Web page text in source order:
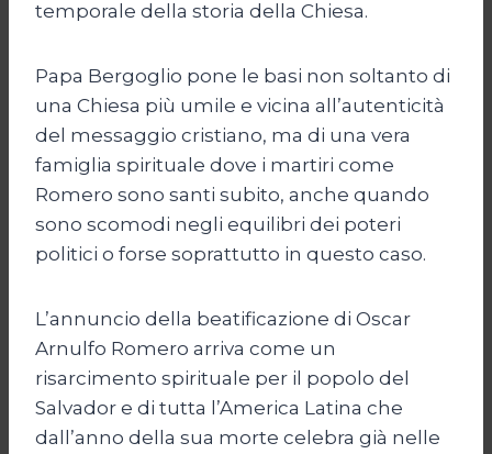
temporale della storia della Chiesa.
Papa Bergoglio pone le basi non soltanto di
una Chiesa più umile e vicina all’autenticità
del messaggio cristiano, ma di una vera
famiglia spirituale dove i martiri come
Romero sono santi subito, anche quando
sono scomodi negli equilibri dei poteri
politici o forse soprattutto in questo caso.
L’annuncio della beatificazione di Oscar
Arnulfo Romero arriva come un
risarcimento spirituale per il popolo del
Salvador e di tutta l’America Latina che
dall’anno della sua morte celebra già nelle